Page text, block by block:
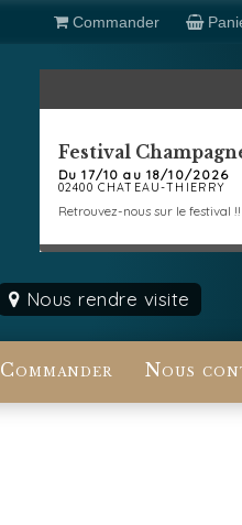
Festival
Du 17/10 au 18/10/2026
02400 CHATEAU-THIERRY
Retrouvez-nous sur le festival !!
Nous rendre visite
Commander Nous
Commander